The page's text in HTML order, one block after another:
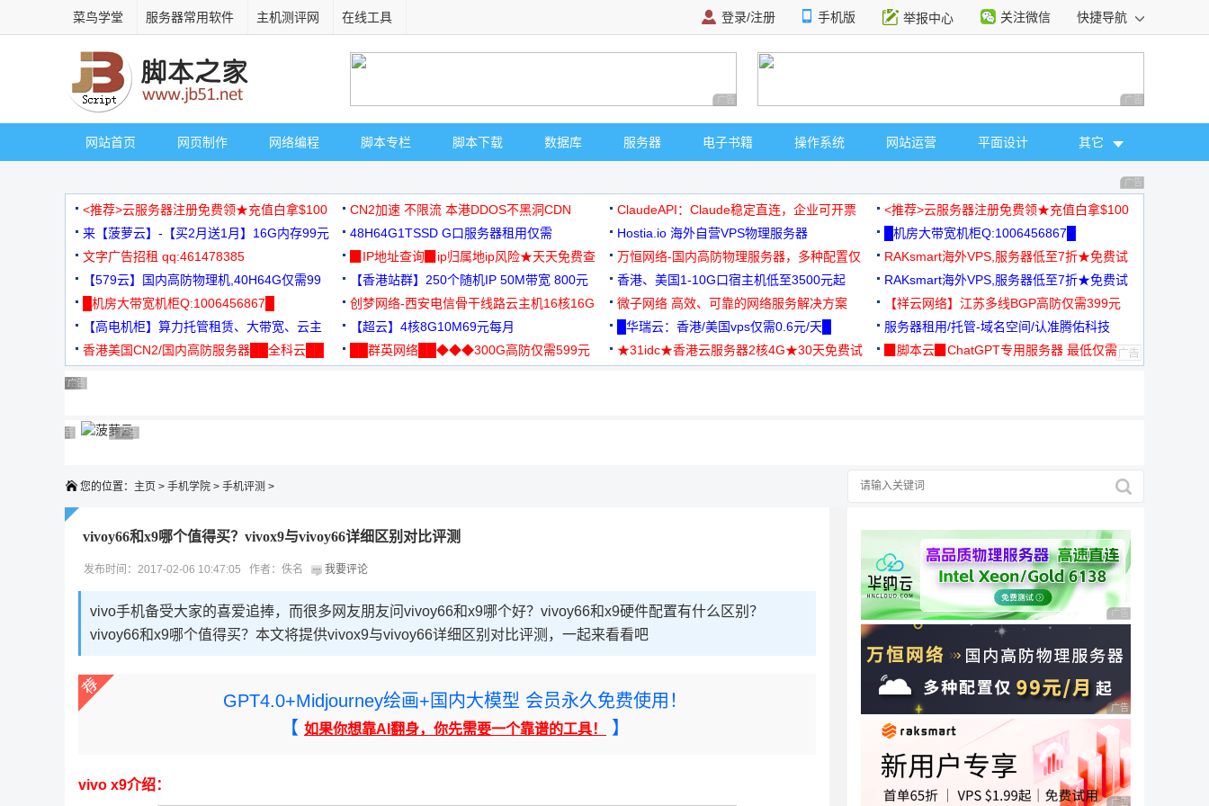
菜鸟学堂 服务器常用软件 主机测评网 在线工具 登录/注册 手机版 举报中心 关注微信 快捷导航
广告 商业广告，理性选择 广告 商业广告，理
网站首页 网页制作 网络编程 脚本专栏 脚本下载 数据库 服务器 电子书籍 操作系统 网站运营 平面设计 其它
广告 商业广告，理
<推荐>云服务器注册免费领★充值白拿$100 CN2加速 不限流 本港DDOS不黑洞CDN ClaudeAPI：Claude稳定直连，企业可开票
<推荐>云服务器注册免费领★充值白拿$100
来【菠萝云】-【买2月送1月】16G内存99元
48H64G1TSSD G口服务器租用仅需
3000+可免费测试
Hostia.io 海外自营VPS物理服务器
█机房大带宽机柜Q:1006456867█
文字广告招租 qq:461478385
▉IP地址查询▉ip归属地ip风险★天天免费查
万恒网络-国内高防物理服务器，多种配置仅
99元/月起
RAKsmart海外VPS,服务器低至7折★免费试
用★
【579云】国内高防物理机,40H64G仅需99
元
【香港站群】250个随机IP 50M带宽 800元 香港、美国1-10G口宿主机低至3500元起
RAKsmart海外VPS,服务器低至7折★免费试
用★
█机房大带宽机柜Q:1006456867█
创梦网络-西安电信骨干线路云主机16核16G
88元/月
微子网络 高效、可靠的网络服务解决方案
【祥云网络】江苏多线BGP高防仅需399元
【高电机柜】算力托管租赁、大带宽、云主
机
【超云】4核8G10M69元每月 █华瑞云：香港/美国vps仅需0.6元/天█
服务器租用/托管-域名空间/认准腾佑科技
香港美国CN2/国内高防服务器██全科云██
██群英网络██◆◆◆300G高防仅需599元
★31idc★香港云服务器2核4G★30天免费试
▉脚本云▉ChatGPT专用服务器 最低仅需
广告 商业广告，理性选择
广告 商业广告，理性选择
广告 商业广告，理性选择
广告 商业广告，理性选择
广告 商业广告，理性选择
广告 商业广告，理性选择
广告 商业广告，理性选择
广告 商业广告，理性选择广告 商业广告，理性选择
广告 商业广告，理性选择
您的位置： 主页 > 手机学院 > 手机评测 >
vivoy66和x9哪个值得买？vivox9与vivoy66详细区别对比评测
发布时间：2017-02-06 10:47:05 作者：佚名 我要评论
vivo手机备受大家的喜爱追捧，而很多网友朋友问vivoy66和x9哪个好？vivoy66和x9硬件配置有什么区别？
vivoy66和x9哪个值得买？本文将提供vivox9与vivoy66详细区别对比评测，一起来看看吧
GPT4.0+Midjourney绘画+国内大模型 会员永久免费使用！
【 如果你想靠AI翻身，你先需要一个靠谱的工具！ 】
vivo x9介绍：
广告 商业广告，理性
广告 商业广告，理性
广告 商业广告，理性